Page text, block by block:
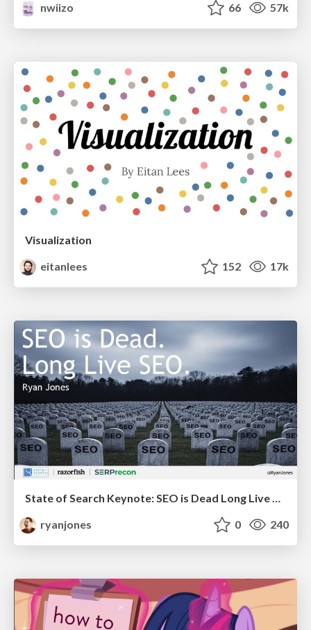
nwiizo
66 57k
Visualization
eitanlees
152 17k
State of Search Keynote: SEO is Dead Long Live SEO
ryanjones
0 240